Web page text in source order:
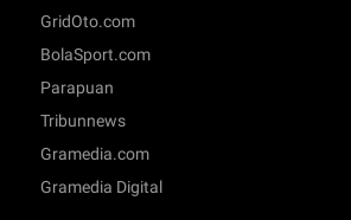
GridOto.com
BolaSport.com
Parapuan
Tribunnews
Gramedia.com
Gramedia Digital